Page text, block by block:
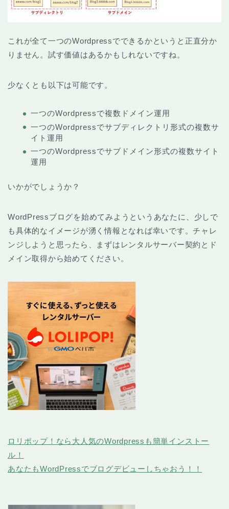
これが全て一つのWordpressでできるかというと正直分か
りません。試す価値はあるかもしれないですね。
少なくとも以下は可能です。
一つのWordpressで複数ドメイン運用
一つのWordpressでサブディレクトリ形式の複数サ
イト運用
一つのWordpressでサブドメイン形式の複数サイト
運用
いかがでしょうか？
WordPressブログを始めてみようというあなたに、少しで
も具体的なイメージが湧く情報となれば幸いです。チャレ
ンジしようと思ったら、まずはレンタルサーバー契約とド
メイン取得から始めてください。
ロリポップ！なら大人気のWordpressも簡単インストー
ル！
あなたもWordPressでブログデビューしちゃおう！！